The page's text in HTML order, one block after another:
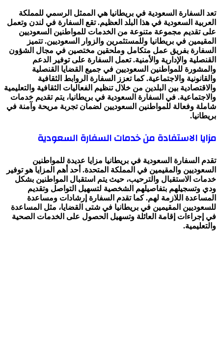
تعد السفارة السعودية في بريطانيا هي الممثل الرسمي للمملكة
العربية السعودية في هذا البلد العظيم. تقع السفارة في لندن وتعمل
على تقديم مجموعة متنوعة من الخدمات للمواطنين السعوديين
المقيمين في بريطانيا وللمستثمرين والزوار السعوديين. تتميز
السفارة بفريق عمل متكامل وملحقين مختصين في مجال الشؤون
القنصلية والإدارية والأمنية. تعمل السفارة على توفير الدعم
والمشورة للمواطنين السعوديين في جميع القضايا القنصلية
والقانونية والاجتماعية. كما تعزز السفارة الروابط الثقافية
والاقتصادية بين البلدين من خلال تنظيم الفعاليات الثقافية والتعليمية
والاجتماعية. في السفارة السعودية في بريطانيا، يتم تقديم خدمات
شاملة وفعالة للمواطنين السعوديين لضمان تجربة مريحة وآمنة في
بريطانيا.
مزايا الاستفادة من خدمات السفارة السعودية
تقدم السفارة السعودية في بريطانيا مزايا عديدة للمواطنين
السعوديين والمقيمين في المملكة المتحدة. أحد أهم المزايا هو توفير
خدمات الاستقبال والترحيب، حيث يتم استقبال المواطنين بشكل
ودي وتسجيلهم بتفاصيلهم الشخصية لتسهيل التواصل وتقديم
المساعدة اللازمة لهم. كما تقدم السفارة إرشادات ومساعدة
للسعوديين المقيمين في بريطانيا في شتى القضايا، مثل المساعدة
في إجراءات إقامة العائلة وتسهيل الحصول على الخدمات الصحية
والتعليمية.